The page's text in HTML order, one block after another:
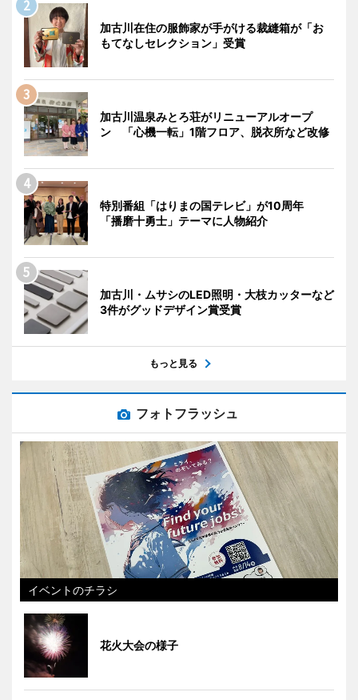
加古川在住の服飾家が手がける裁縫箱が「お
もてなしセレクション」受賞
加古川温泉みとろ荘がリニューアルオープ
ン 「心機一転」1階フロア、脱衣所など改修
特別番組「はりまの国テレビ」が10周年
「播磨十勇士」テーマに人物紹介
加古川・ムサシのLED照明・大枝カッターなど
3件がグッドデザイン賞受賞
もっと見る
フォトフラッシュ
イベントのチラシ
花火大会の様子